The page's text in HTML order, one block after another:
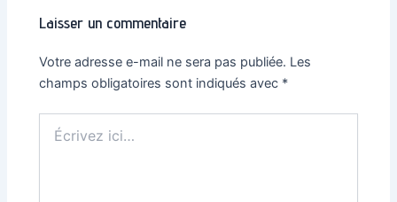
Laisser un commentaire
Votre adresse e-mail ne sera pas publiée. Les
champs obligatoires sont indiqués avec *
ici…